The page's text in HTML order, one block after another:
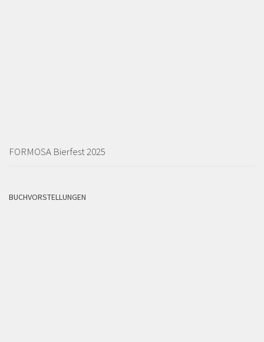
FORMOSA Bierfest 2025
BUCHVORSTELLUNGEN